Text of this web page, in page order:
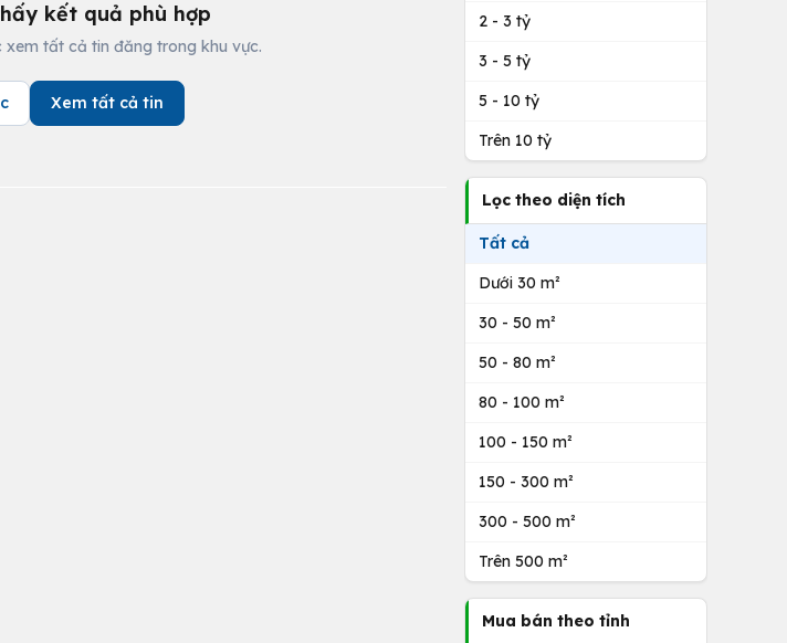
kết quả phù hợp
tất cả tin đăng trong khu vực.
Xem tất cả tin
2 - 3 tỷ
3 - 5 tỷ
5 - 10 tỷ
Trên 10 tỷ
Lọc theo diện tích
Tất cả
Dưới 30 m²
30 - 50 m²
50 - 80 m²
80 - 100 m²
100 - 150 m²
150 - 300 m²
300 - 500 m²
Trên 500 m²
Mua bán theo tỉnh